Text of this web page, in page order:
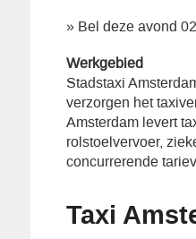
» Bel deze avond
Werkgebied
Stadstaxi
verzorgen het
Amsterdam levert
rolstoelvervoer,
concurrerende
Taxi